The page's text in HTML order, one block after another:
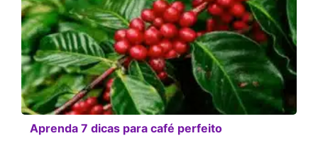
Aprenda 7 dicas para café perfeito